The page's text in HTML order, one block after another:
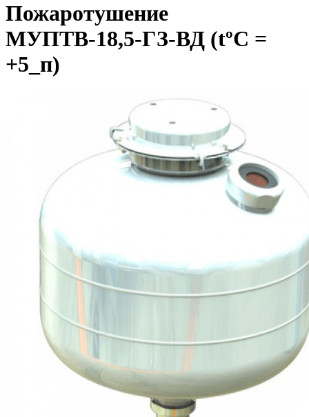
Пожаротушение
МУПТВ-18,5-ГЗ-ВД (tºC =
+5_п)